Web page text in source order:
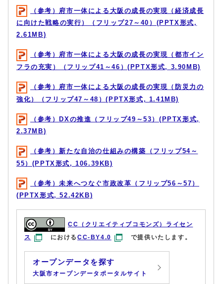
（参考）府市一体による大阪の成長の実現（経済成長
に向けた戦略の実行）（フリップ27～40）(PPTX形式,
2.61MB)
（参考）府市一体による大阪の成長の実現（都市イン
フラの充実）（フリップ41～46）(PPTX形式, 3.90MB)
（参考）府市一体による大阪の成長の実現（防災力の
強化）（フリップ47～48）(PPTX形式, 1.41MB)
（参考）DXの推進（フリップ49～53）(PPTX形式,
2.37MB)
（参考）新たな自治の仕組みの構築（フリップ54～
55）(PPTX形式, 106.39KB)
（参考）未来へつなぐ市政改革（フリップ56～57）
(PPTX形式, 52.42KB)
CC（クリエイティブコモンズ）ライセン
ス
におけるCC-BY4.0 で提供いたします。
オープンデータを探す
大阪市オープンデータポータルサイト